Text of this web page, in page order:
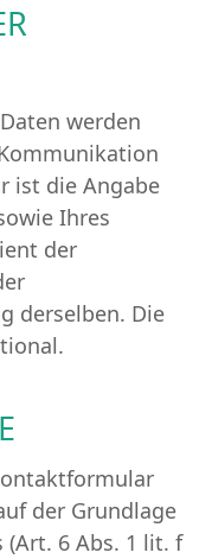
werden
ist die Angabe
Ihres
der
derselben. Die
der Grundlage
6 Abs. 1 lit. f